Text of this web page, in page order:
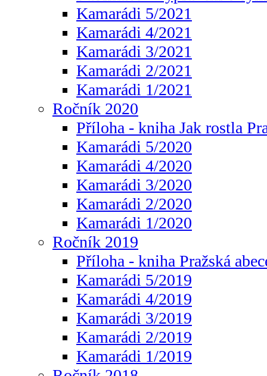
Kamarádi 5/2021
Kamarádi 4/2021
Kamarádi 3/2021
Kamarádi 2/2021
Kamarádi 1/2021
Ročník 2020
Příloha - kniha Jak rostla
Kamarádi 5/2020
Kamarádi 4/2020
Kamarádi 3/2020
Kamarádi 2/2020
Kamarádi 1/2020
Ročník 2019
Příloha - kniha Pražská
Kamarádi 5/2019
Kamarádi 4/2019
Kamarádi 3/2019
Kamarádi 2/2019
Kamarádi 1/2019